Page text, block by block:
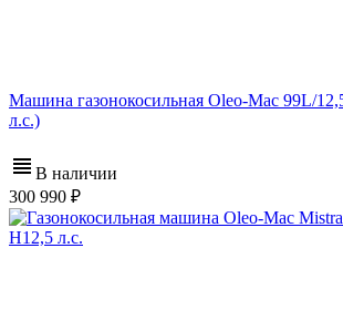
Машина газонокосильная Oleo-Mac 99L/
л.с.)
В наличии
300 990